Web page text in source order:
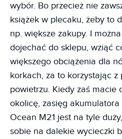
wybór. Bo przecież nie
książek w plecaku, żeby to
np. większe zakupy. I
dojechać do sklepu, wziąć
większego obciążenia dla
korkach, za to korzystając z
powietrzu. Kiedy zaś macie
okolicę, zasięg
Ocean M21 jest na tyle
sobie na dalekie wycieczki